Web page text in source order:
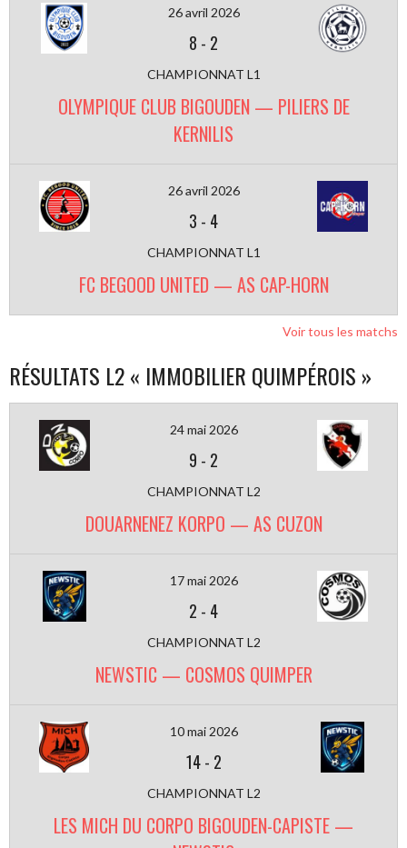
26 avril 2026
8 - 2
CHAMPIONNAT L1
OLYMPIQUE CLUB BIGOUDEN — PILIERS DE
KERNILIS
26 avril 2026
3 - 4
CHAMPIONNAT L1
FC BEGOOD UNITED — AS CAP-HORN
Voir tous les matchs
RÉSULTATS L2 « IMMOBILIER QUIMPÉROIS »
24 mai 2026
9 - 2
CHAMPIONNAT L2
DOUARNENEZ KORPO — AS CUZON
17 mai 2026
2 - 4
CHAMPIONNAT L2
NEWSTIC — COSMOS QUIMPER
10 mai 2026
14- 2
CHAMPIONNAT L2
LES MICH DU CORPO BIGOUDEN-CAPISTE —